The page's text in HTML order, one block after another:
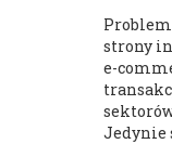
Problem
strony
e-
Jedynie